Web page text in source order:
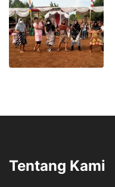
Tentang Kami